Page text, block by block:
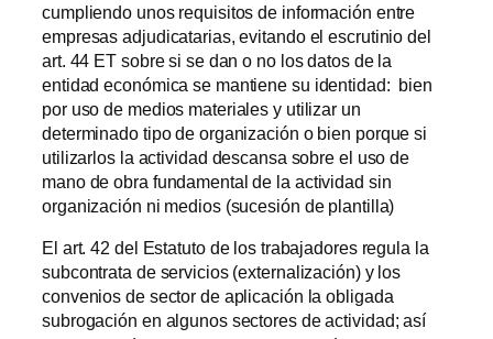
cumpliendo unos requisitos de información entre
empresas adjudicatarias, evitando el escrutinio del
art. 44 ET sobre si se dan o no los datos de la
entidad económica se mantiene su identidad: bien
por uso de medios materiales y utilizar un
determinado tipo de organización o bien porque si
utilizarlos la actividad descansa sobre el uso de
mano de obra fundamental de la actividad sin
organización ni medios (sucesión de plantilla)
El art. 42 del Estatuto de los trabajadores regula la
subcontrata de servicios (externalización) y los
convenios de sector de aplicación la obligada
subrogación en algunos sectores de actividad; así